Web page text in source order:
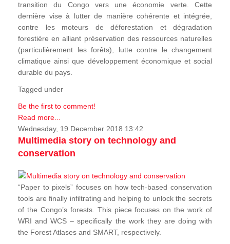
transition du Congo vers une économie verte. Cette
dernière vise à lutter de manière cohérente et intégrée,
contre les moteurs de déforestation et dégradation
forestière en alliant préservation des ressources naturelles
(particulièrement les forêts), lutte contre le changement
climatique ainsi que développement économique et social
durable du pays.
Tagged under
Be the first to comment!
Read more...
Wednesday, 19 December 2018 13:42
Multimedia story on technology and
conservation
“Paper to pixels” focuses on how tech-based conservation
tools are finally infiltrating and helping to unlock the secrets
of the Congo’s forests. This piece focuses on the work of
WRI and WCS – specifically the work they are doing with
the Forest Atlases and SMART, respectively.